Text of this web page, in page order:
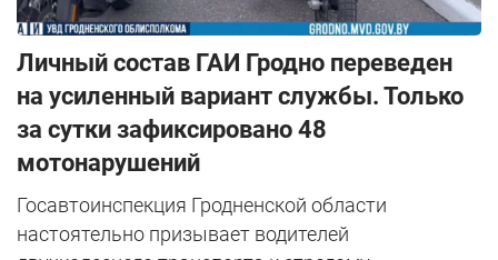
Личный состав ГАИ Гродно переведен
на усиленный вариант службы. Только
за сутки зафиксировано 48
мотонарушений
Госавтоинспекция Гродненской области
настоятельно призывает водителей